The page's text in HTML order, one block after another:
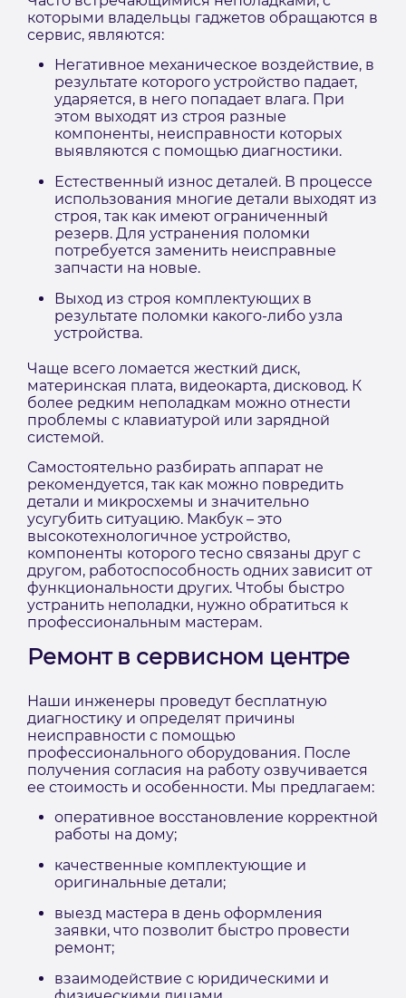
которыми владельцы гаджетов обращаются в
сервис, являются:
Негативное механическое воздействие, в
результате которого устройство падает,
ударяется, в него попадает влага. При
этом выходят из строя разные
компоненты, неисправности которых
выявляются с помощью диагностики.
Естественный износ деталей. В процессе
использования многие детали выходят из
строя, так как имеют ограниченный
резерв. Для устранения поломки
потребуется заменить неисправные
запчасти на новые.
Выход из строя комплектующих в
результате поломки какого-либо узла
устройства.
Чаще всего ломается жесткий диск,
материнская плата, видеокарта, дисковод. К
более редким неполадкам можно отнести
проблемы с клавиатурой или зарядной
системой.
Самостоятельно разбирать аппарат не
рекомендуется, так как можно повредить
детали и микросхемы и значительно
усугубить ситуацию. Макбук – это
высокотехнологичное устройство,
компоненты которого тесно связаны друг с
другом, работоспособность одних зависит от
функциональности других. Чтобы быстро
устранить неполадки, нужно обратиться к
профессиональным мастерам.
Ремонт в сервисном центре
Наши инженеры проведут бесплатную
диагностику и определят причины
неисправности с помощью
профессионального оборудования. После
получения согласия на работу озвучивается
ее стоимость и особенности. Мы предлагаем:
оперативное восстановление корректной
работы на дому;
качественные комплектующие и
оригинальные детали;
выезд мастера в день оформления
заявки, что позволит быстро провести
ремонт;
взаимодействие с юридическими и